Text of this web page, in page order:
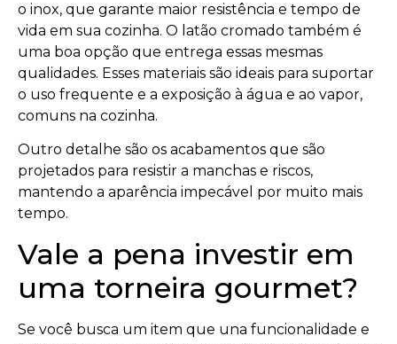
o inox, que garante maior resistência e tempo de
vida em sua cozinha. O latão cromado também é
uma boa opção que entrega essas mesmas
qualidades. Esses materiais são ideais para suportar
o uso frequente e a exposição à água e ao vapor,
comuns na cozinha.
Outro detalhe são os acabamentos que são
projetados para resistir a manchas e riscos,
mantendo a aparência impecável por muito mais
tempo.
Vale a pena investir em
uma torneira gourmet?
Se você busca um item que una funcionalidade e